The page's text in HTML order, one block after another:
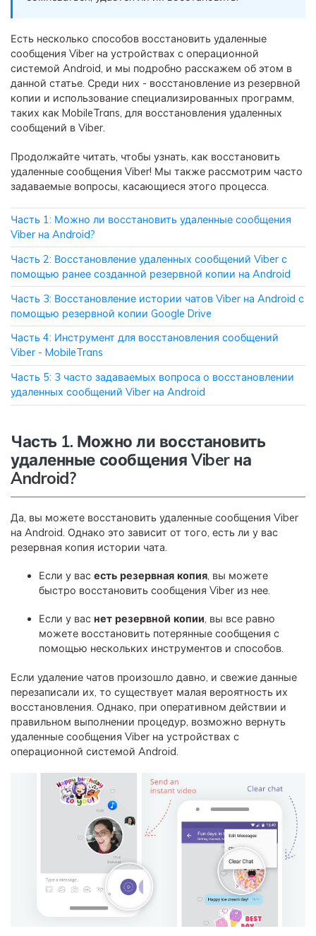
со смартфона на ПК и наоборот.
Резервное копирование и
восстановление
Создавайте резервные копии для
WhatsApp на ПК. С легкостью
восстанавливайте резервные
копии.
Перенос плейлистов
Переносите музыкальные
плейлисты с одного потокового
сервиса на другой.
Приложение
Mutsapper
Передавайте данные WhatsApp &
Приложение MobileTrans
устройствами.
Есть несколько способов восстановить удаленные
сообщения Viber на устройствах с операционной
системой Android, и мы подробно расскажем об этом в
данной статье. Среди них - восстановление из резервной
копии и использование специализированных программ,
таких как MobileTrans, для восстановления удаленных
сообщений в Viber.
Продолжайте читать, чтобы узнать, как восстановить
удаленные сообщения Viber! Мы также рассмотрим часто
задаваемые вопросы, касающиеся этого процесса.
Часть 1: Можно ли восстановить удаленные сообщения
Viber на Android?
Часть 2: Восстановление удаленных сообщений Viber с
помощью ранее созданной резервной копии на Android
Часть 3: Восстановление истории чатов Viber на Android с
помощью резервной копии Google Drive
Часть 4: Инструмент для восстановления сообщений
Viber - MobileTrans
Часть 5: 3 часто задаваемых вопроса о восстановлении
удаленных сообщений Viber на Android
Часть 1. Можно ли восстановить
удаленные сообщения Viber на
Android?
Да, вы можете восстановить удаленные сообщения Viber
на Android. Однако это зависит от того, есть ли у вас
резервная копия истории чата.
Если у вас есть резервная копия, вы можете
быстро восстановить сообщения Viber из нее.
Если у вас нет резервной копии, вы все равно
можете восстановить потерянные сообщения с
помощью нескольких инструментов и способов.
Если удаление чатов произошло давно, и свежие данные
перезаписали их, то существует малая вероятность их
восстановления. Однако, при оперативном действии и
правильном выполнении процедур, возможно вернуть
удаленные сообщения Viber на устройствах с
операционной системой Android.